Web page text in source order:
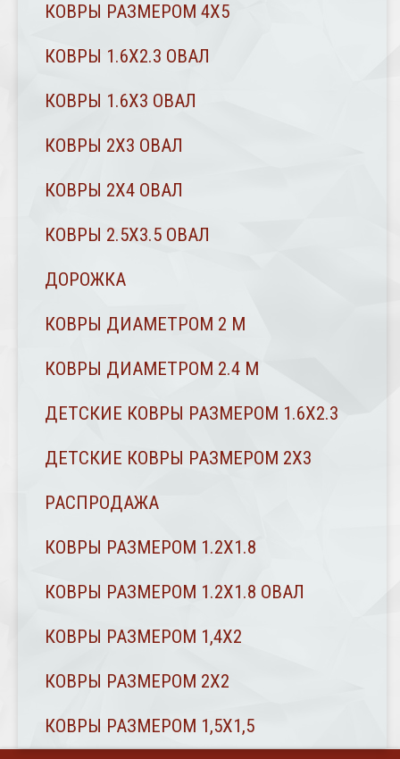
КОВРЫ РАЗМЕРОМ 4Х5
КОВРЫ 1.6Х2.3 ОВАЛ
КОВРЫ 1.6Х3 ОВАЛ
КОВРЫ 2X3 ОВАЛ
КОВРЫ 2Х4 ОВАЛ
КОВРЫ 2.5Х3.5 ОВАЛ
ДОРОЖКА
КОВРЫ ДИАМЕТРОМ 2 М
КОВРЫ ДИАМЕТРОМ 2.4 M
ДЕТСКИЕ КОВРЫ РАЗМЕРОМ 1.6Х2.3
ДЕТСКИЕ КОВРЫ РАЗМЕРОМ 2Х3
РАСПРОДАЖА
КОВРЫ РАЗМЕРОМ 1.2Х1.8
КОВРЫ РАЗМЕРОМ 1.2Х1.8 ОВАЛ
КОВРЫ РАЗМЕРОМ 1,4Х2
КОВРЫ РАЗМЕРОМ 2Х2
КОВРЫ РАЗМЕРОМ 1,5Х1,5